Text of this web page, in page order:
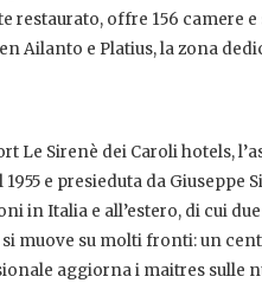
restaurato, offre 156 camere
Ailanto e Platius, la zona
Le Sirenè dei Caroli hotels,
e presieduta da
in Italia e all’estero, di cui
si muove su molti fronti: un
aggiorna i maitres sulle